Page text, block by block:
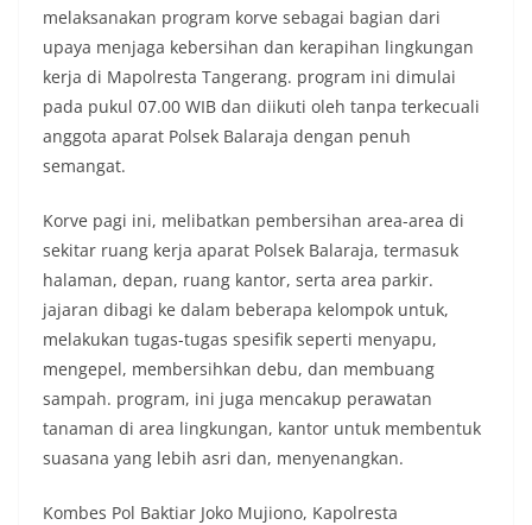
melaksanakan program korve sebagai bagian dari
upaya menjaga kebersihan dan kerapihan lingkungan
kerja di Mapolresta Tangerang. program ini dimulai
pada pukul 07.00 WIB dan diikuti oleh tanpa terkecuali
anggota aparat Polsek Balaraja dengan penuh
semangat.
Korve pagi ini, melibatkan pembersihan area-area di
sekitar ruang kerja aparat Polsek Balaraja, termasuk
halaman, depan, ruang kantor, serta area parkir.
jajaran dibagi ke dalam beberapa kelompok untuk,
melakukan tugas-tugas spesifik seperti menyapu,
mengepel, membersihkan debu, dan membuang
sampah. program, ini juga mencakup perawatan
tanaman di area lingkungan, kantor untuk membentuk
suasana yang lebih asri dan, menyenangkan.
Kombes Pol Baktiar Joko Mujiono, Kapolresta